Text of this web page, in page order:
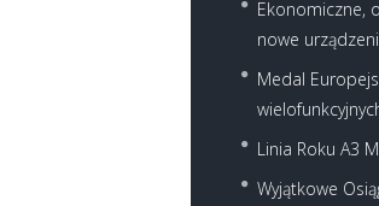
Ekonomiczne,
nowe
Medal
Linia Roku A3
Wyjątkowe